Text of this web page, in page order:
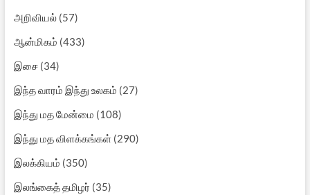
அறிவியல்(57)
ஆன்மிகம் (433)
இசை(34)
இந்த வாரம் இந்து உலகம் (27)
இந்து மத மேன்மை (108)
இந்து மத விளக்கங்கள்(290)
இலக்கியம் (350)
இலங்கைத் தமிழர் (35)